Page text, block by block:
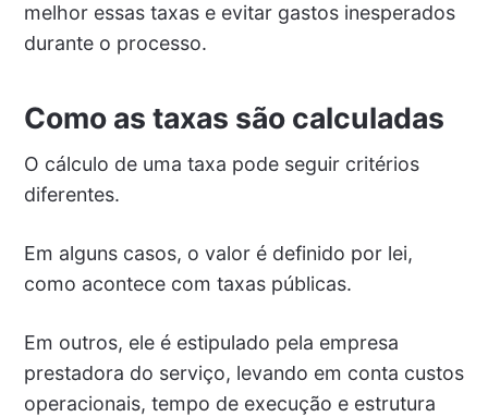
melhor essas taxas e evitar gastos inesperados
durante o processo.
Como as taxas são calculadas
O cálculo de uma taxa pode seguir critérios
diferentes.
Em alguns casos, o valor é definido por lei,
como acontece com taxas públicas.
Em outros, ele é estipulado pela empresa
prestadora do serviço, levando em conta custos
operacionais, tempo de execução e estrutura